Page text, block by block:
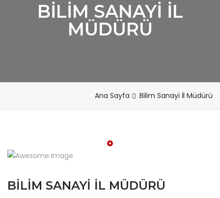
BILIM SANAYI İL
MÜDÜRÜ
Ana Sayfa Bilim Sanayi İl Müdürü
BILIM SANAYI İL MÜDÜRÜ